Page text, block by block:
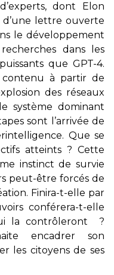
dont Elon
d’une lettre ouverte
le développement
dans les
que GPT-4.
contenu à partir de
des réseaux
système dominant
sont l’arrivée de
Que se
atteints ? Cette
instinct de survie
peut-être forcés de
Finira-t-elle par
conférera-t-elle
la contrôleront ?
encadrer son
les citoyens de ses